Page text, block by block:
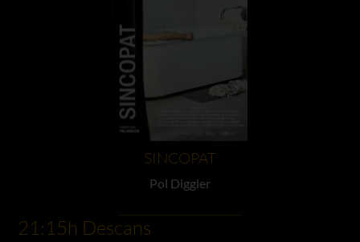
SINCOPAT
Pol Diggler
21:15h Descans